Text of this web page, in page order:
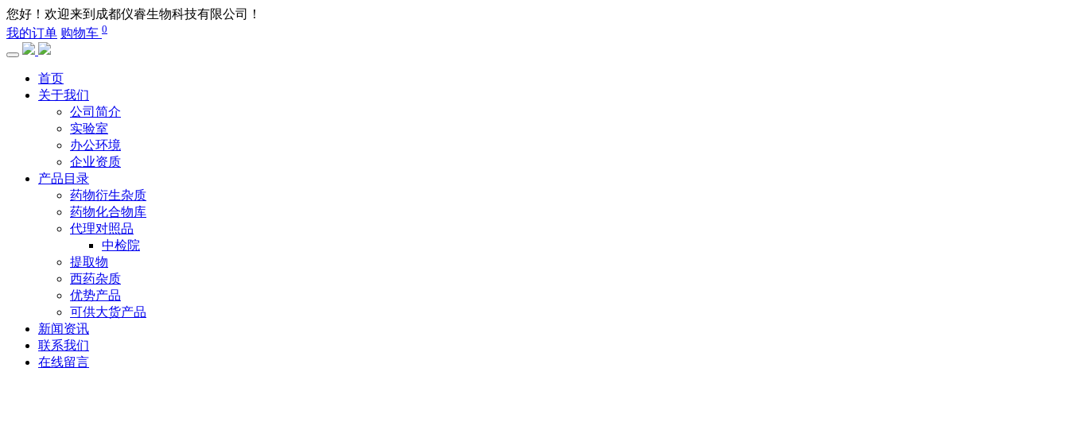
您好！欢迎来到成都仪睿生物科技有限公司！
我的订单 购物车 0
首页
关于我们
公司简介
实验室
办公环境
企业资质
产品目录
药物衍生杂质
药物化合物库
代理对照品
中检院
提取物
西药杂质
优势产品
可供大货产品
新闻资讯
联系我们
在线留言